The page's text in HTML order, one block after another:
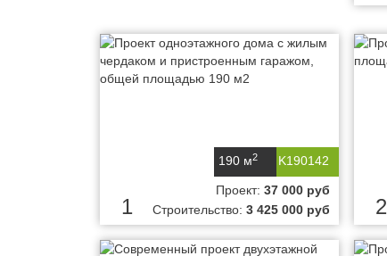
K190142
190 м2
1
Проект: 37 000 руб
Строительство: 3 425 000 руб 2